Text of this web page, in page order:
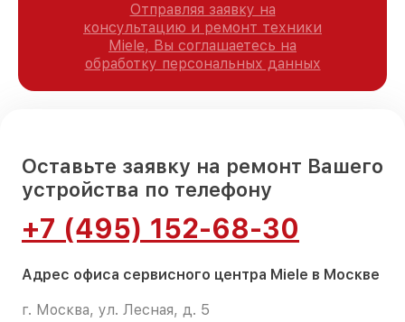
Отправляя заявку на
консультацию и ремонт техники
Miele, Вы соглашаетесь на
обработку персональных данных
Оставьте заявку на ремонт Вашего
устройства по телефону
+7 (495) 152-68-30
Адрес офиса сервисного центра Miele в Москве
г. Москва, ул. Лесная, д. 5